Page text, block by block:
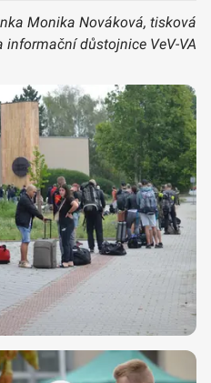
Monika Nováková, tisková
informační důstojnice VeV-VA